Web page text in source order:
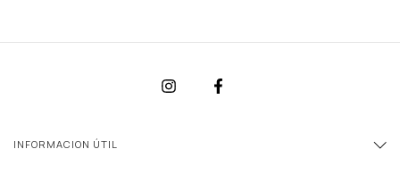
INFORMACION ÚTIL